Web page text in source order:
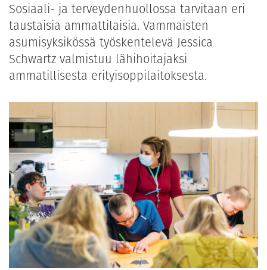
Sosiaali- ja terveydenhuollossa tarvitaan eri
taustaisia ammattilaisia. Vammaisten
asumisyksikössä työskentelevä Jessica
Schwartz valmistuu lähihoitajaksi
ammatillisesta erityisoppilaitoksesta.